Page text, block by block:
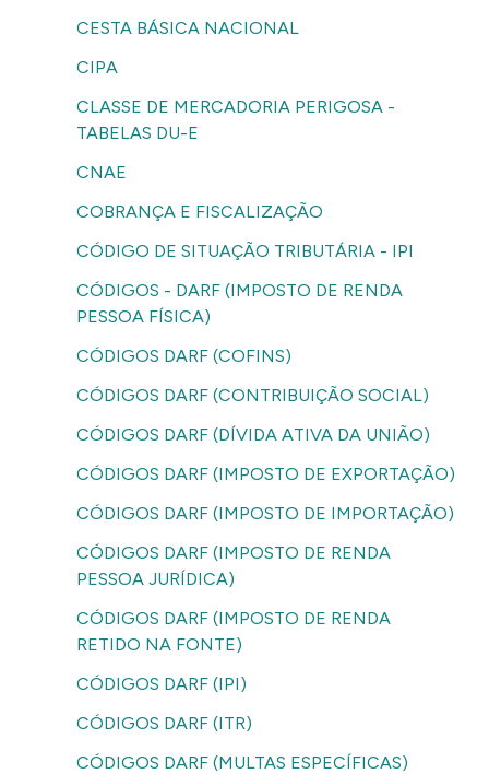
CESTA BÁSICA NACIONAL
CIPA
CLASSE DE MERCADORIA PERIGOSA -
TABELAS DU-E
CNAE
COBRANÇA E FISCALIZAÇÃO
CÓDIGO DE SITUAÇÃO TRIBUTÁRIA - IPI
CÓDIGOS - DARF (IMPOSTO DE RENDA
PESSOA FÍSICA)
CÓDIGOS DARF (COFINS)
CÓDIGOS DARF (CONTRIBUIÇÃO SOCIAL)
CÓDIGOS DARF (DÍVIDA ATIVA DA UNIÃO)
CÓDIGOS DARF (IMPOSTO DE EXPORTAÇÃO)
CÓDIGOS DARF (IMPOSTO DE IMPORTAÇÃO)
CÓDIGOS DARF (IMPOSTO DE RENDA
PESSOA JURÍDICA)
CÓDIGOS DARF (IMPOSTO DE RENDA
RETIDO NA FONTE)
CÓDIGOS DARF (IPI)
CÓDIGOS DARF (ITR)
CÓDIGOS DARF (MULTAS ESPECÍFICAS)